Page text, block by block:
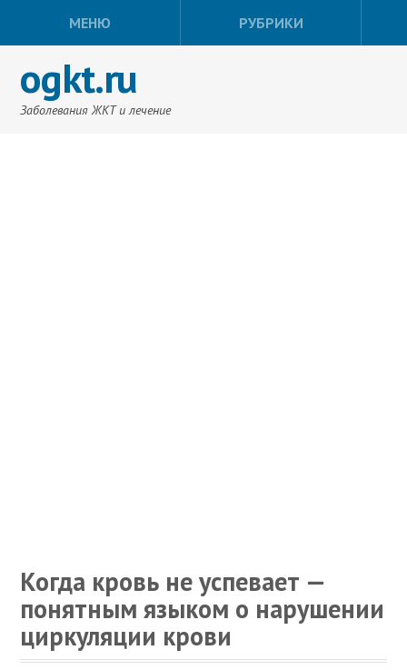
МЕНЮ РУБРИКИ
ogkt.ru
Заболевания ЖКТ и лечение
Когда кровь не успевает —
понятным языком о нарушении
циркуляции крови